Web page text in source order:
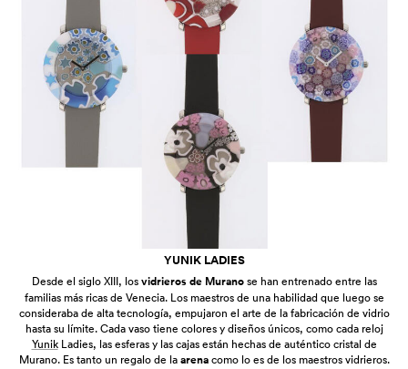
YUNIK LADIES
Desde el siglo XIII, losvidrieros de Muranose han entrenado entre las
familias más ricas de Venecia. Los maestros de una habilidad que luego se
consideraba de alta tecnología, empujaron el arte de la fabricación de vidrio
hasta su límite. Cada vaso tiene colores y diseños únicos, como cada reloj
YunikLadies, las esferas y las cajas están hechas de auténtico cristal de
Murano. Es tanto un regalo de laarenacomo lo es de los maestros vidrieros.